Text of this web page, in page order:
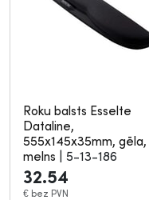
Roku balsts Esselte
Dataline,
555x145x35mm, gēla,
melns
5-13-186
32.54
€ bez PVN